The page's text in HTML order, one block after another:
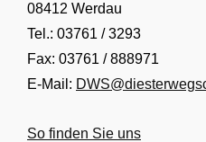
08412 Werdau
Tel.: 03761 / 3293
Fax: 03761 / 888971
E-Mail:
So finden Sie uns